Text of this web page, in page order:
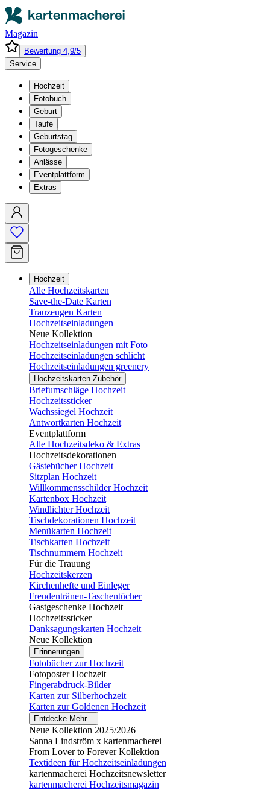
Magazin
Bewertung 4,9/5
Service
Hochzeit
Fotobuch
Geburt
Taufe
Geburtstag
Fotogeschenke
Anlässe
Eventplattform
Extras
Hochzeit
Alle Hochzeitskarten
Save-the-Date Karten
Trauzeugen Karten
Hochzeitseinladungen
Neue Kollektion
Hochzeitseinladungen mit Foto
Hochzeitseinladungen schlicht
Hochzeitseinladungen greenery
Hochzeitskarten Zubehör
Briefumschläge Hochzeit
Hochzeitssticker
Wachssiegel Hochzeit
Antwortkarten Hochzeit
Eventplattform
Alle Hochzeitsdeko & Extras
Hochzeitsdekorationen
Gästebücher Hochzeit
Sitzplan Hochzeit
Willkommensschilder Hochzeit
Kartenbox Hochzeit
Windlichter Hochzeit
Tischdekorationen Hochzeit
Menükarten Hochzeit
Tischkarten Hochzeit
Tischnummern Hochzeit
Für die Trauung
Hochzeitskerzen
Kirchenhefte und Einleger
Freudentränen-Taschentücher
Gastgeschenke Hochzeit
Hochzeitssticker
Danksagungskarten Hochzeit
Neue Kollektion
Erinnerungen
Fotobücher zur Hochzeit
Fotoposter Hochzeit
Fingerabdruck-Bilder
Karten zur Silberhochzeit
Karten zur Goldenen Hochzeit
Entdecke Mehr...
Neue Kollektion 2025/2026
Sanna Lindström x kartenmacherei
From Lover to Forever Kollektion
Textideen für Hochzeitseinladungen
kartenmacherei Hochzeitsnewsletter
kartenmacherei Hochzeitsmagazin